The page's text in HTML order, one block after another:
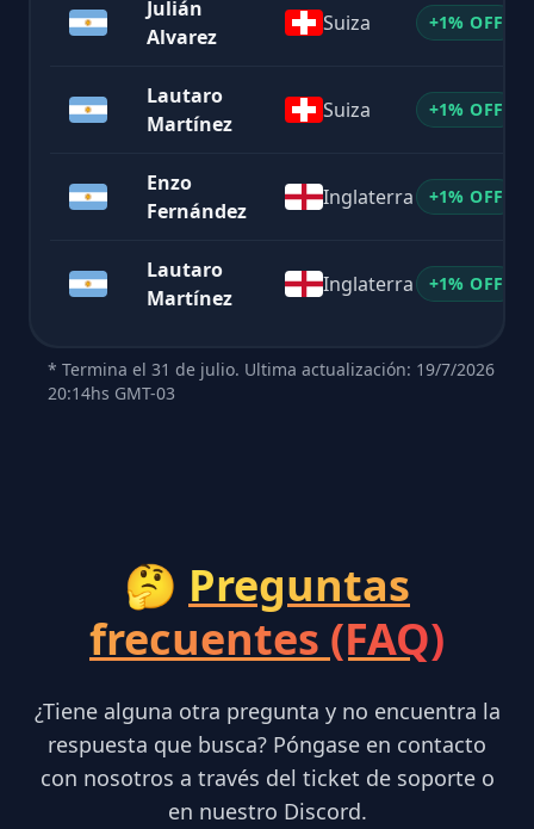
Julián
Alvarez
Suiza +1% OFF
Lautaro
Martínez
Suiza +1% OFF
Enzo
Fernández
Inglaterra +1% OFF
Lautaro
Martínez
Inglaterra +1% OFF
* Termina el 31 de julio. Ultima actualización: 19/7/2026
20:14hs GMT-03
🤔 Preguntas
frecuentes (FAQ)
¿Tiene alguna otra pregunta y no encuentra la
respuesta que busca? Póngase en contacto
con nosotros a través del ticket de soporte o
en nuestro Discord.